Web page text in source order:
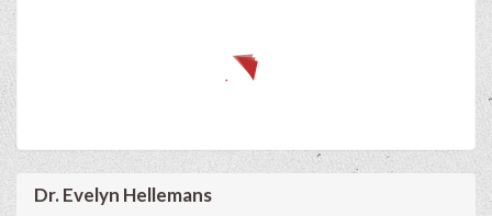
Dr. Evelyn Hellemans